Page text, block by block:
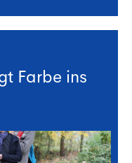
Farbe ins